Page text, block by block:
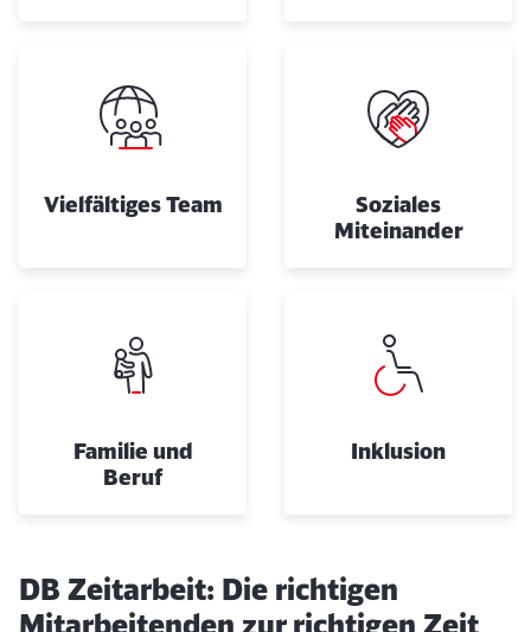
Vielfältiges Team
Soziales
Miteinander
Familie und
Beruf
Inklusion
DB Zeitarbeit: Die richtigen